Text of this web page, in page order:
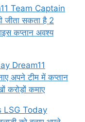
Team Captain
सकता है 2
कप्तान अवश्य
Dream11
अपने टीम में कप्तान
करोड़ों कमाए
LSG Today